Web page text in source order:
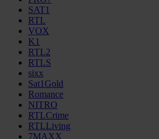
SAT1
RTL
VOX
K1
RTL2
RTLS
sixx
Sat1Gold
Romance
NITRO
RTLCrime
RTLLiving
7MAXX